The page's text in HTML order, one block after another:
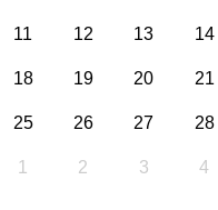
11 12 13 14
18 19 20 21
25 26 27 28
1 2 3 4